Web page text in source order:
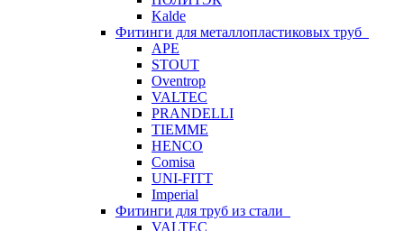
Kalde
Фитинги для металлопластиковых труб
APE
STOUT
Oventrop
VALTEC
PRANDELLI
TIEMME
HENCO
Comisa
UNI-FITT
Imperial
Фитинги для труб из стали
VALTEC